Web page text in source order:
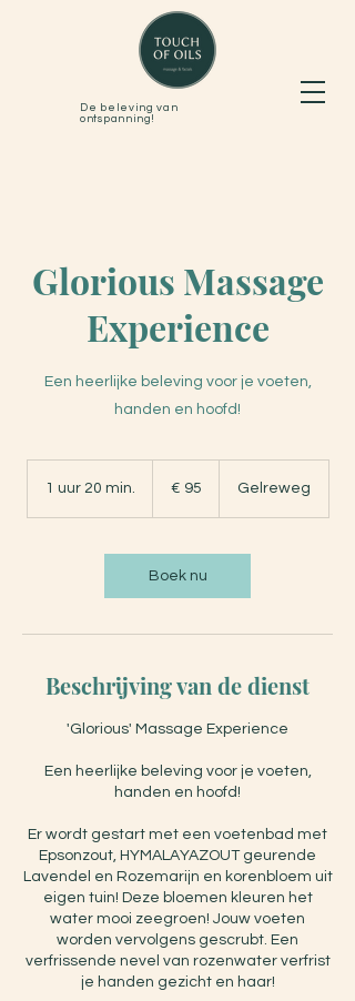
De beleving van
ontspanning!
Glorious Massage
Experience
Een heerlijke beleving voor je voeten,
handen en hoofd!
1 uur 20 min.
2
n
€ 95 Gelreweg
Boek nu
Beschrijving van de dienst
'Glorious' Massage Experience
Een heerlijke beleving voor je voeten,
handen en hoofd!
Er wordt gestart met een voetenbad met
Epsonzout, HYMALAYAZOUT geurende
Lavendel en Rozemarijn en korenbloem uit
eigen tuin! Deze bloemen kleuren het
water mooi zeegroen! Jouw voeten
worden vervolgens gescrubt. Een
verfrissende nevel van rozenwater verfrist
je handen gezicht en haar!